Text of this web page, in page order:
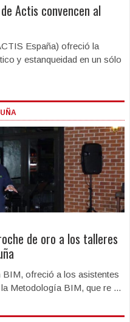
Actis convencen al
España) ofreció la
y estanqueidad en un sólo
de oro a los talleres
BIM, ofreció a los asistentes
Metodología BIM, que re ...